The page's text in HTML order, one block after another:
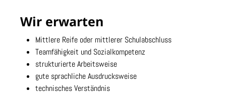
Wir erwarten
Mittlere Reife oder mittlerer Schulabschluss
Teamfähigkeit und Sozialkompetenz
strukturierte Arbeitsweise
gute sprachliche Ausdrucksweise
technisches Verständnis